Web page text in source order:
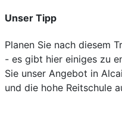
Unser Tipp
Planen Sie nach diesem
- es gibt hier einiges zu
Sie unser Angebot in
und die hohe Reitschule